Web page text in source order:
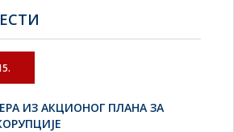
ИЗ АКЦИОНОГ ПЛАНА ЗА